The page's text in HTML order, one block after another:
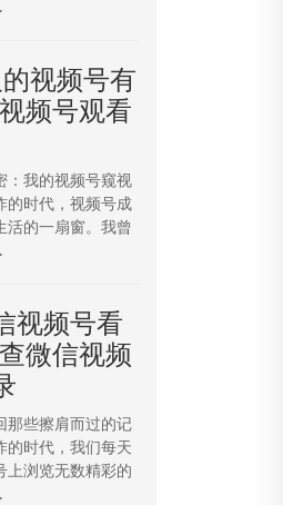
的视频号有
频号观看
：我的视频号窥视
的时代，视频号成
活的一扇窗。我曾
视频号看
微信视频
那些擦肩而过的记
的时代，我们每天
上浏览无数精彩的